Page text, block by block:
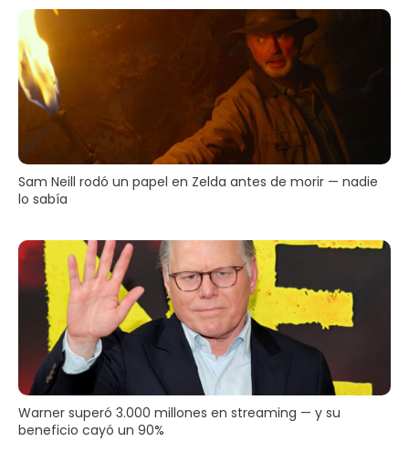
Sam Neill rodó un papel en Zelda antes de morir — nadie
lo sabía
Warner superó 3.000 millones en streaming — y su
beneficio cayó un 90%